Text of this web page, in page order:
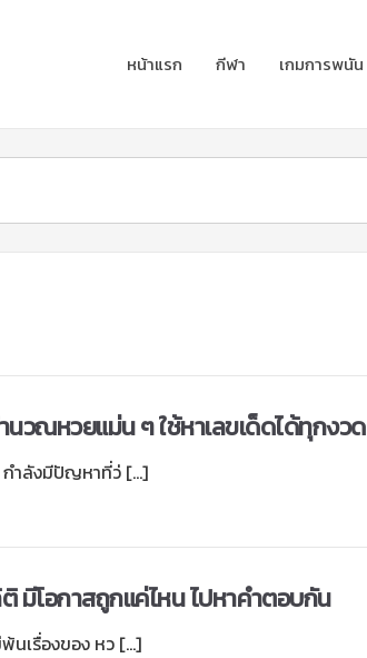
หน้าแรก กีฬา เกมการพนัน
วณหวยแม่น ๆ ใช้หาเลขเด็ดได้ทุกงวด
กำลังมีปัญหาที่ว่ […]
มีโอกาสถูกแค่ไหน ไปหาคำตอบกัน
นเรื่องของ หว […]